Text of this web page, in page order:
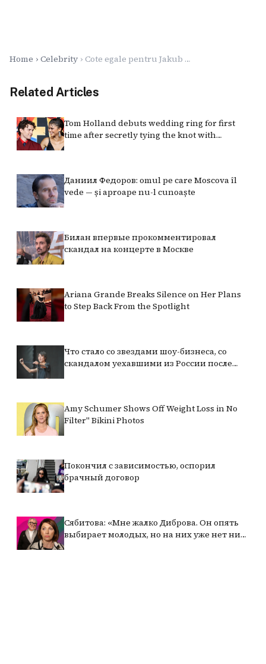
Home Celebrity Cote egale pentru Jakub Mensik să-l învingă pe Andrey Rublev la Roland Garros
Related Articles
Tom Holland debuts wedding ring for first
time after secretly tying the knot with
Даниил Федоров: omul pe care Moscova îl
vede — și aproape nu-l cunoaște
Билан впервые прокомментировал
скандал на концерте в Москве
Ariana Grande Breaks Silence on Her Plans
to Step Back From the Spotlight
Что стало со звездами шоу-бизнеса, со
скандалом уехавшими из России после
Amy Schumer Shows Off Weight Loss in No
Filter" Bikini Photos
Покончил с зависимостью, оспорил
брачный договор
Сябитова: «Мне жалко Диброва. Он опять
выбирает молодых, но на них уже нет ни